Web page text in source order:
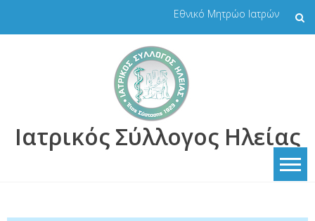
Εθνικό Μητρώο Ιατρών
Ιατρικός Σύλλογος Ηλείας